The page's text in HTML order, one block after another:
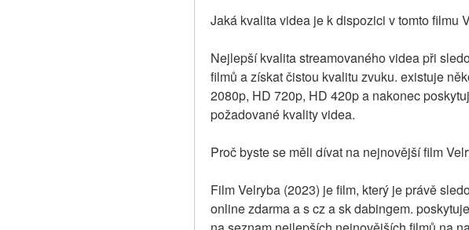
Jaká kvalita videa je k dispozici v tomto filmu
Nejlepší kvalita streamovaného videa při
filmů a získat čistou kvalitu zvuku. existuje
2080p, HD 720p, HD 420p a nakonec
požadované kvality videa.
Proč byste se měli dívat na nejnovější film
Film Velryba (2023) je film, který je právě
online zdarma a s cz a sk dabingem.